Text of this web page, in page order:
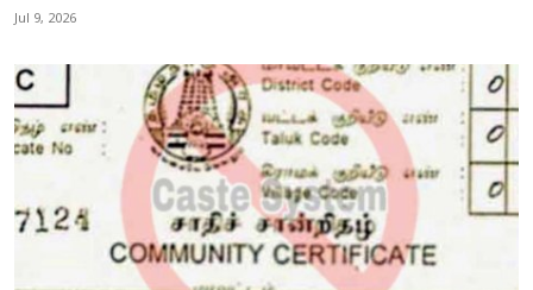
Jul 9, 2026